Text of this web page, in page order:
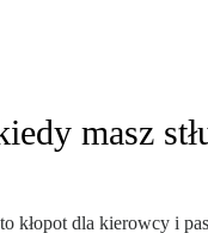
masz
kłopot dla kierowcy i